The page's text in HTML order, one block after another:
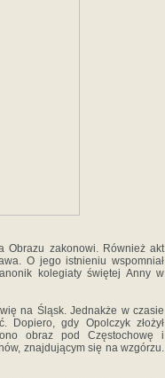
Obrazu zakonowi. Również akt
O jego istnieniu wspomniał
kolegiaty świętej Anny w
na Śląsk. Jednakże w czasie
gdy Opolczyk złożył
obraz pod Częstochowę i
znajdującym się na wzgórzu.